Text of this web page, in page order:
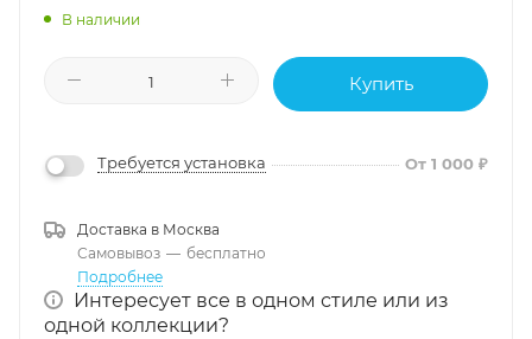
В наличии
Купить
Требуется установка От 1 000 ₽
Доставка в Москва
Самовывоз — бесплатно
Подробнее
Интересует все в одном стиле или из
одной коллекции?